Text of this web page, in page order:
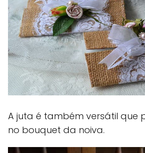
A juta é também versátil que
no bouquet da noiva.